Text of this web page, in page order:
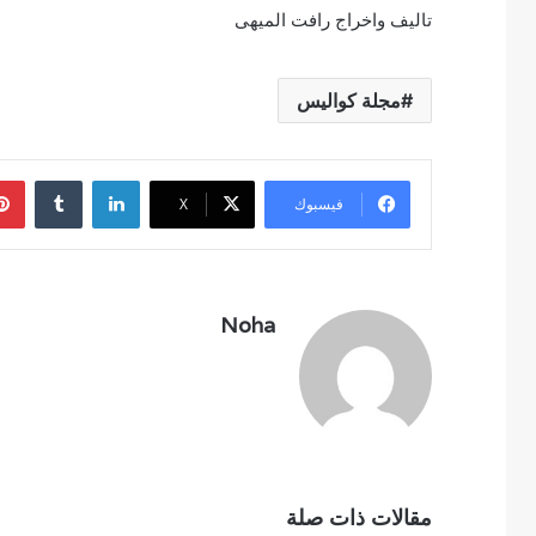
تاليف واخراج رافت الميهى
مجلة كواليس
فيسبوك ‫X
لينكدإن
Noha
مقالات ذات صلة